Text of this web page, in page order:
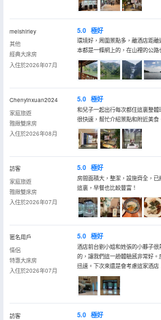
meishirley
其他
經典大床房
入住於2026年07月
5.0 極好
環境好，周圍景點多，離酒店距
本都是一條網上的，在山裡的公路
Chenyinxuan2024
家庭旅遊
雅緻雙床房
入住於2026年08月
5.0 極好
和兒子一起出行每次都住這裏整
很快速，幫忙介紹景點和附近美食
訪客
家庭旅遊
雅緻雙床房
入住於2026年07月
5.0 極好
房間面積大，整潔，設施齊全，
這裏，早餐也比較豐富！
匿名用戶
情侶
特惠大床房
入住於2026年07月
5.0 極好
酒店前台劉小姐和姓張的小夥子
的，讓我們這一趟體驗感非常好
迅速。下次來還是會考慮這家酒店
訪客
5.0 極好